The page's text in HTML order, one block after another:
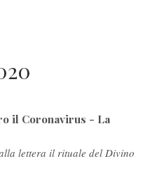
il Coronavirus - La
lettera il rituale del Divino